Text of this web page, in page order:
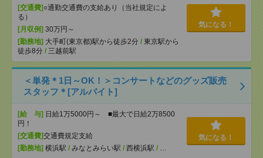
[交通費] ○通勤交通費の支給あり（当社規定によ
る）
[月収例] 30万円～
[勤務地] 大手町(東京都)駅から徒歩2分 / 東京駅から
徒歩8分 / 三越前駅
気になる！
＜単発＊1日～OK！＞コンサートなどのグッズ販売
スタッフ＊[アルバイト]
[給 与] 日給1万5000円～ ■最大で日給2万8500
円！
[交通費]交通費規定支給
[勤務地] 横浜駅 / みなとみらい駅 / 西横浜駅 / …
気になる！